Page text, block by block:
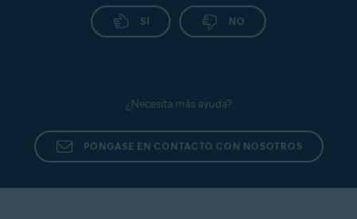
SÍ NO
¿Necesita más ayuda?
PÓNGASE EN CONTACTO CON NOSOTROS